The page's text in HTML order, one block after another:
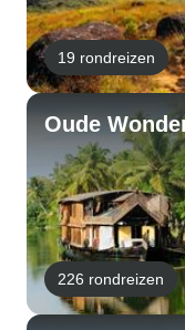
19 rondreizen
Oude
226 rondreizen